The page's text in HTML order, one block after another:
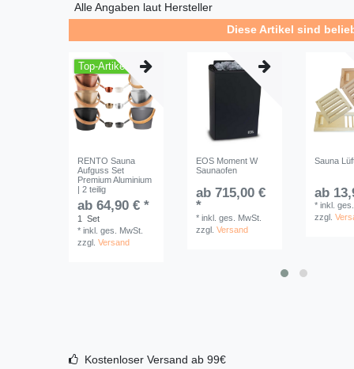
Alle Angaben laut Hersteller
Diese Artikel sind
Top-Artikel
RENTO Sauna
Aufguss Set
Premium Aluminium
| 2 teilig
ab 64,90 € *
1
Set
*inkl. ges. MwSt.
zzgl.Versand
EOS Moment W
Saunaofen
ab 715,00 €
*
*inkl. ges. MwSt.
zzgl.Versand
Sauna
ab
*inkl.
zzgl.
Kostenloser Versand ab 99€